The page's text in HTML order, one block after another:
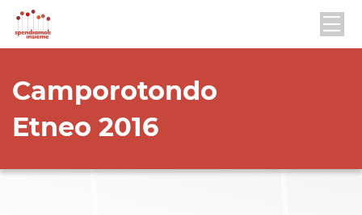
Camporotondo
Etneo 2016